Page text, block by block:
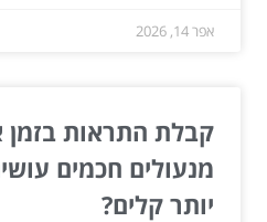
אפר 14, 2026
קבלת התראות בזמן
מנעולים חכמים
יותר קלים?